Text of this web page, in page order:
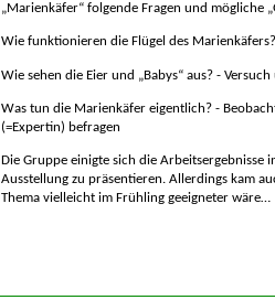
Marienkäfer“ folgende Fragen und mögliche
Wie funktionieren die Flügel des
Wie sehen die Eier und „Babys“ aus? -
Was tun die Marienkäfer eigentlich? -
(=Expertin) befragen
Die Gruppe einigte sich die Arbeitsergebnisse
Ausstellung zu präsentieren. Allerdings kam
Thema vielleicht im Frühling geeigneter wäre